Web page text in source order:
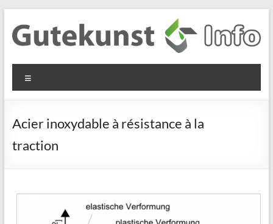
au
contenu
Gutekunst
Formfedern
GmbH
Informationen
Flachmaterial
Acier inoxydable à résistance à la
traction